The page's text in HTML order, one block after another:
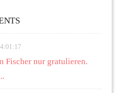
Fischer nur gratulieren.